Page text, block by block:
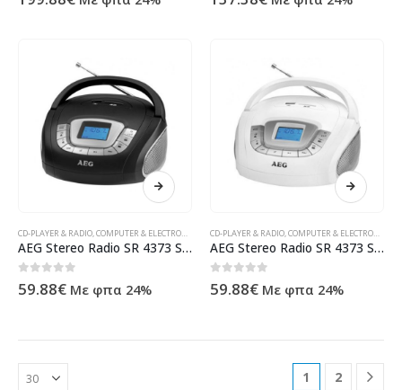
CD-PLAYER & RADIO COMPUTER & ELECTRONIC CONSUMER ELECTRONIC,ΠΡΟΪΌΝΤΑ ΠΛΗΡΟΦΟΡΙΚΉΣ
AEG Stereo Radio SR 4373 SD/USB black
0out of 5
59.88€ Με φπα 24%
CD-PLAYER & RADIO COMPUTER & ELECTRONIC
AEG Stereo Radio SR 4373 SD/USB white
0out of 5
59.88€ Με φπα 24%
1 2